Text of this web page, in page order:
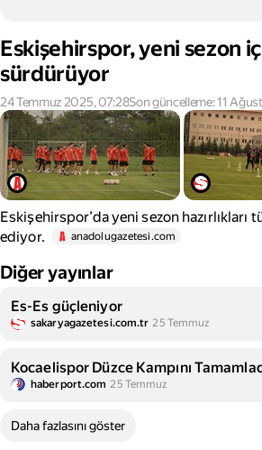
Eskişehirspor, yeni sezon
sürdürüyor
24 Temmuz 2025, 07:28Son güncelleme: 11
Eskişehirspor’da yeni sezon hazırlıkları
ediyor.
anadolugazetesi.com
Diğer yayınlar
Es-Es güçleniyor
sakaryagazetesi.com.tr 25 Temmuz
Kocaelispor Düzce Kampını
haberport.com 25 Temmuz
Daha fazlasını göster